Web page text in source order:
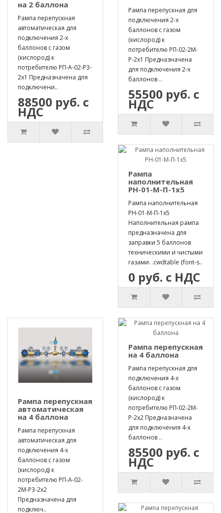
на 2 баллона
Рампа перепускная
автоматическая для
подключения 2-х
баллонов с газом
(кислород) к
потребителю РП-А-02-Р3-
2х1 Предназначена для
подключени..
88500 руб. с
НДС
Рампа перепускная для
подключения 2-х
баллонов с газом
(кислород) к
потребителю РП-02-2М-
Р-2х1 Предназначена
для подключения 2-х
баллонов ..
55500 руб. с
НДС
Рампа
наполнительная
РН-01-М-П-1х5
Рампа наполнительная
РН-01-М-П-1х5
Наполнительная рампа
предназначена для
заправки 5 баллонов
техническими и чистыми
газами. .cwdtable {font-s..
0 руб. с НДС
Рампа перепускная
автоматическая
на 4 баллона
Рампа перепускная
автоматическая для
подключения 4-х
баллонов с газом
(кислород) к
потребителю РП-А-02-
2М-Р3-2х2
Предназначена для
подключ..
Рампа перепускная
на 4 баллона
Рампа перепускная для
подключения 4-х
баллонов с газом
(кислород) к
потребителю РП-02-2М-
Р-2х2 Предназначена
для подключения 4-х
баллонов ..
85500 руб. с
НДС